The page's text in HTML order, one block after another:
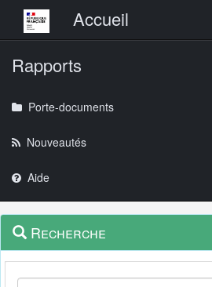
Menu principalAccueil
Rapports
Porte-documents
Nouveautés
Aide
Navigation
outils
Menu
contextuel
Recherche